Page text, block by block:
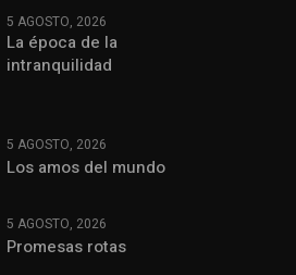
5 AGOSTO, 2026
La época de la
intranquilidad
5 AGOSTO, 2026
Los amos del mundo
5 AGOSTO, 2026
Promesas rotas